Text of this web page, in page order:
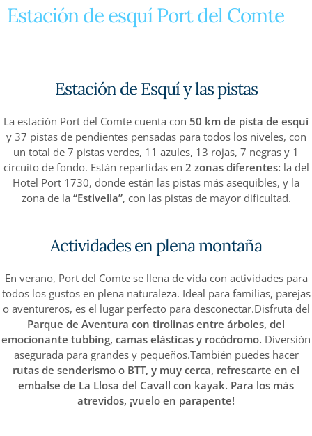
Estación de esquí Port del Comte
Estación de Esquí y las pistas
La estación Port del Comte cuenta con 50 km de pista de esquí
y 37 pistas de pendientes pensadas para todos los niveles, con
un total de 7 pistas verdes, 11 azules, 13 rojas, 7 negras y 1
circuito de fondo. Están repartidas en 2 zonas diferentes: la del
Hotel Port 1730, donde están las pistas más asequibles, y la
zona de la “Estivella”, con las pistas de mayor dificultad.
Actividades en plena montaña
En verano, Port del Comte se llena de vida con actividades para
todos los gustos en plena naturaleza. Ideal para familias, parejas
o aventureros, es el lugar perfecto para desconectar.Disfruta del
Parque de Aventura con tirolinas entre árboles, del
emocionante tubbing, camas elásticas y rocódromo. Diversión
asegurada para grandes y pequeños.También puedes hacer
rutas de senderismo o BTT, y muy cerca, refrescarte en el
embalse de La Llosa del Cavall con kayak. Para los más
atrevidos, ¡vuelo en parapente!